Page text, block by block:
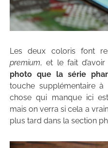
Les deux coloris font
premium, et le fait d’avoir
photo que la série
touche supplémentaire à
chose qui manque ici est
mais on verra si cela a
plus tard dans la section